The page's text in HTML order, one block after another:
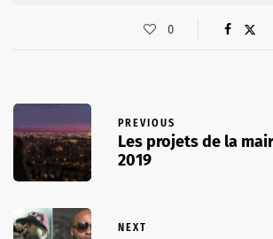
0
PREVIOUS
Les projets de la
2019
NEXT